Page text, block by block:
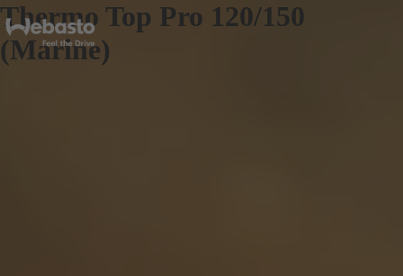
Thermo Top Pro 120/150
(Marine)